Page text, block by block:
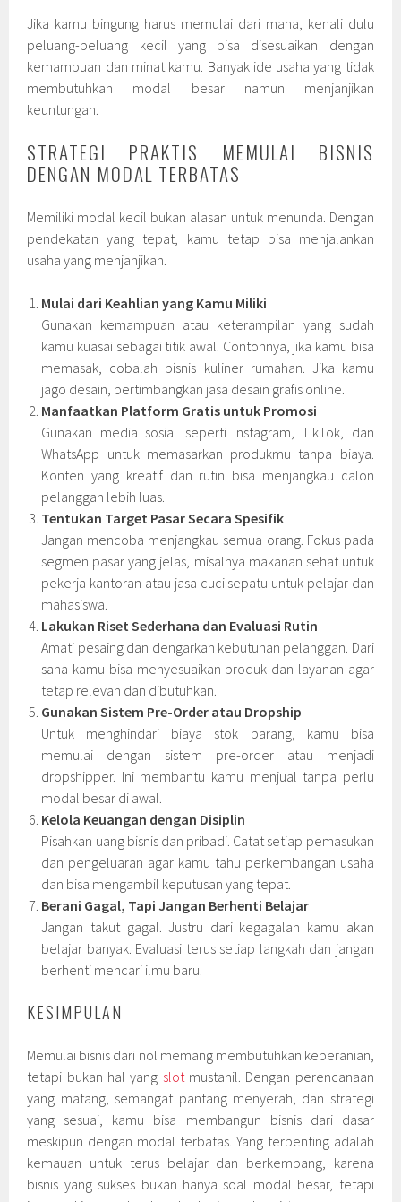
Jika kamu bingung harus memulai dari mana, kenali dulu
peluang-peluang kecil yang bisa disesuaikan dengan
kemampuan dan minat kamu. Banyak ide usaha yang tidak
membutuhkan modal besar namun menjanjikan
keuntungan.
STRATEGI PRAKTIS MEMULAI BISNIS
DENGAN MODAL TERBATAS
Memiliki modal kecil bukan alasan untuk menunda. Dengan
pendekatan yang tepat, kamu tetap bisa menjalankan
usaha yang menjanjikan.
Mulai dari Keahlian yang Kamu Miliki
Gunakan kemampuan atau keterampilan yang sudah
kamu kuasai sebagai titik awal. Contohnya, jika kamu bisa
memasak, cobalah bisnis kuliner rumahan. Jika kamu
jago desain, pertimbangkan jasa desain grafis online.
Manfaatkan Platform Gratis untuk Promosi
Gunakan media sosial seperti Instagram, TikTok, dan
WhatsApp untuk memasarkan produkmu tanpa biaya.
Konten yang kreatif dan rutin bisa menjangkau calon
pelanggan lebih luas.
Tentukan Target Pasar Secara Spesifik
Jangan mencoba menjangkau semua orang. Fokus pada
segmen pasar yang jelas, misalnya makanan sehat untuk
pekerja kantoran atau jasa cuci sepatu untuk pelajar dan
mahasiswa.
Lakukan Riset Sederhana dan Evaluasi Rutin
Amati pesaing dan dengarkan kebutuhan pelanggan. Dari
sana kamu bisa menyesuaikan produk dan layanan agar
tetap relevan dan dibutuhkan.
Gunakan Sistem Pre-Order atau Dropship
Untuk menghindari biaya stok barang, kamu bisa
memulai dengan sistem pre-order atau menjadi
dropshipper. Ini membantu kamu menjual tanpa perlu
modal besar di awal.
Kelola Keuangan dengan Disiplin
Pisahkan uang bisnis dan pribadi. Catat setiap pemasukan
dan pengeluaran agar kamu tahu perkembangan usaha
dan bisa mengambil keputusan yang tepat.
Berani Gagal, Tapi Jangan Berhenti Belajar
Jangan takut gagal. Justru dari kegagalan kamu akan
belajar banyak. Evaluasi terus setiap langkah dan jangan
berhenti mencari ilmu baru.
KESIMPULAN
Memulai bisnis dari nol memang membutuhkan keberanian,
tetapi bukan hal yang slotmustahil. Dengan perencanaan
yang matang, semangat pantang menyerah, dan strategi
yang sesuai, kamu bisa membangun bisnis dari dasar
meskipun dengan modal terbatas. Yang terpenting adalah
kemauan untuk terus belajar dan berkembang, karena
bisnis yang sukses bukan hanya soal modal besar, tetapi